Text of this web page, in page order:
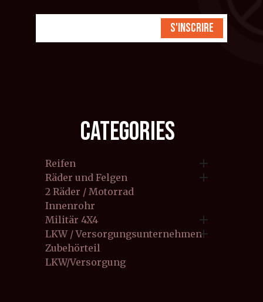
S'inscrire
CATEGORIES
Reifen 
Räder und Felgen 
2 Räder / Motorrad
Innenrohr
Militär 4X4

LKW / Versorgungsunternehmen
Zubehörteil
LKW/Versorgung